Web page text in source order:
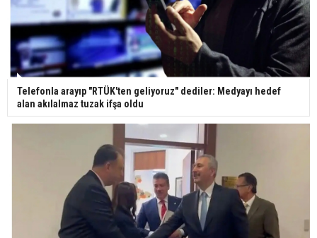
pençesinde 2 salgın vaka tespit edildi
Telefonla arayıp "RTÜK'ten geliyoruz" dediler: Medyayı hedef
alan akılalmaz tuzak ifşa oldu